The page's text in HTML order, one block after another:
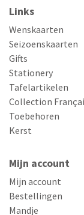
Links
Wenskaarten
Seizoenskaarten
Gifts
Stationery
Tafelartikelen
Collection
Toebehoren
Kerst
Mijn account
Mijn account
Bestellingen
Mandje